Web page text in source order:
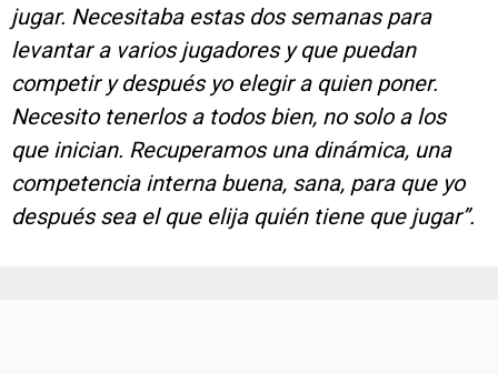
jugar. Necesitaba estas dos semanas para
levantar a varios jugadores y que puedan
competir y después yo elegir a quien poner.
Necesito tenerlos a todos bien, no solo a los
que inician. Recuperamos una dinámica, una
competencia interna buena, sana, para que yo
después sea el que elija quién tiene que jugar”.